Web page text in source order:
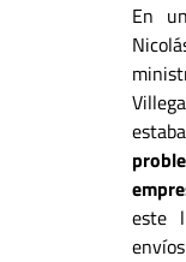
En
este